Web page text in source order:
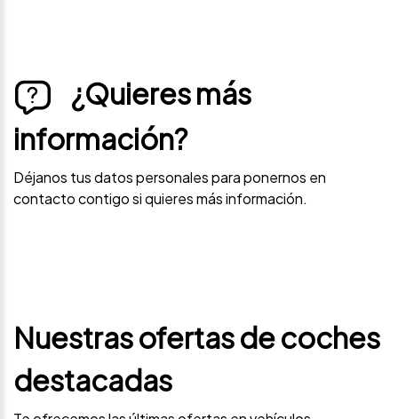
¿Quieres más
información?
Déjanos tus datos personales para ponernos en
contacto contigo si quieres más información.
Nuestras ofertas de coches
destacadas